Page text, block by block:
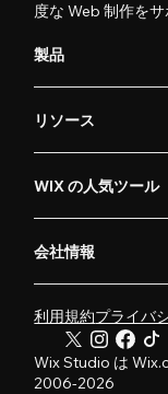
度な Web 制作をサ
製品
リソース
WIX の人気ツール
会社情報
利用規約プライバ
Wix Studio は
2006-2026